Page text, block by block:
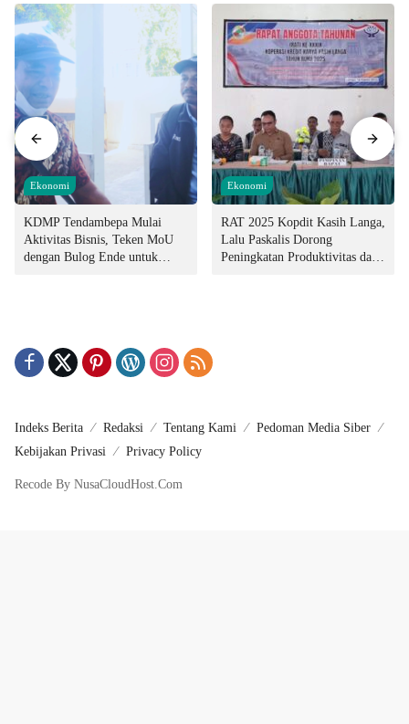
Ekonomi
KDMP Tendambepa Mulai
Aktivitas Bisnis, Teken MoU
dengan Bulog Ende untuk
Ekonomi
RAT 2025 Kopdit Kasih Langa,
Lalu Paskalis Dorong
Peningkatan Produktivitas dan
Indeks Berita Redaksi Tentang Kami
Pedoman Media Siber
Kebijakan Privasi
Privacy Policy
Recode By NusaCloudHost.Com